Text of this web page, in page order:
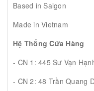
Based in Saigon
Made in Vietnam
Hệ Thống Cửa Hàng
- CN 1: 445 Sư Vạn
- CN 2: 48 Trần Quang